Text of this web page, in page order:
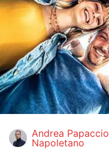
Pallanuoto
Pallamano
Altre
News
Turismo
Eventi
Andrea Papaccio
Napoletano